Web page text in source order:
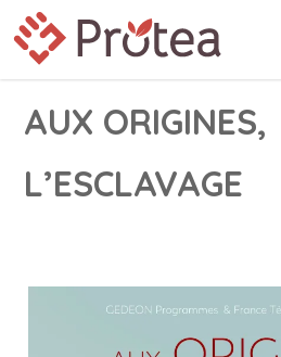
AUX ORIGINES,
L’ESCLAVAGE